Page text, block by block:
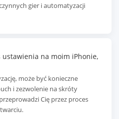
gier i automatyzacji
ustawienia na moim iPhonie,
może być konieczne
i zezwolenie na skróty
Cię przez proces